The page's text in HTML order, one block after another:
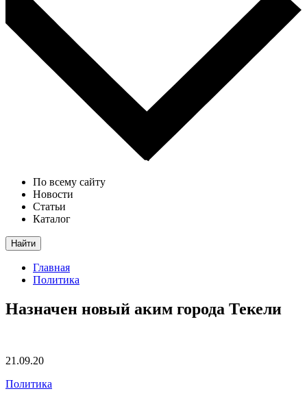
По всему сайту
Новости
Статьи
Каталог
Найти
Главная
Политика
Назначен новый аким города Текели
21.09.20
Политика